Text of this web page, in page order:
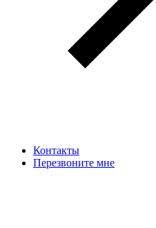
Контакты
Перезвоните мне